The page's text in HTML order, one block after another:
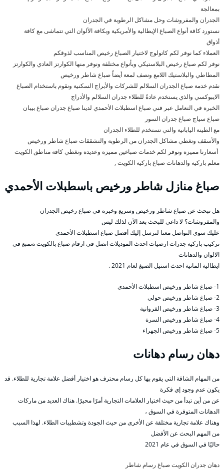
بمعالجة
الجدران والمفروشات وحل مشاكل الرطوبة في الجدران
نستورد كافة أنواع الصباغ الإيطالية والأمريكية وبكافة الألوان التي تتماشى مع كافة
أذواق
العملاء كما نوفر لكم كاتولوج لاختيار الصباغ رخيص المناسب لذوقكم
نوفر لكم صباغ رخيص البلاستيكي وبأنواع مختلفة ونوفر منها الكوارتز العادي والكوارتز
المطاطي والبلاستيك اللامع ونصف لمعة أيضاً صباغ شاطر ورخيص
نقدم خدمة صباغ الجدران السلالم للشركات والأبراج السكنية ونقوم باستخدام الصباغ
الايبوكسي والذي يستخدم عادةً للطلاء جدران السلالم والأدراج
الخبرة في التعامل عبر فني صباغ اسطبلات الأحمدي لدينا صباغ جدران صباغ بيبان
صباع سياج صباغ جدران السور
مع الطينة اليابانية والتي تستخدم للطلاء الجدران
والأسقف وتغطي مشاكل الجدران من الرطوبة والتشققات صباغ شاطر ورخيص
أسعارنا مميزة ونوفر لكم خدمات صباغين مميزة وعديدة ونغطي كافة مناطق الكويت
معلم باركيه والدهانات صباغ باركيه الكويت ,
صباغ منازل شاطر ورخيص باسطبلات الأحمدي
هل تبحث عن صباغ شاطر ورخيص وسريع وخبرة في صباغ رخيص الجدران
والمفروشات؟ لا داعي للبحث بعد الآن لذلك ليس
عليك سوى التواصل معنا لنرسل إليك أفضل صباغ اسطبلات الأحمدي
تركيب باركيه جدرات ارضيات احدث الموديلات اتصل في ارقام صباغ بالكويت ةتمتع في
الالوان والدهانات
ايطالية المانية احدث استيل الصبغ لعام 2021 .
1- صباغ شاطر ورخيص اسطبلات الأحمدي
2- صباغ شاطر ورخيص حولي
3- صباغ شاطر ورخيص الفروانية
4- صباغ شاطر ورخيص السرة
5- صباغ شاطر ورخيص الجهراء
دهان رسام دهانات
من المهام الشاقة التي يقوم بها كل رسام محترف هو اختيار أفضل علامة تجارية للطلاء. قد
يكون عدم وجود إي فكرة
عن من أين تبدأ من حيث اختيار العلامات التجارية أمرًا محيرًا. هناك العديد من ماركات
الدهانات المتوفرة في السوق ،
وهناك علامة تجارية مختلفة عن الأخرى من حيث الجودة وتشطيبات الطلاء. لهذا السبب
من المهم البحث عن الأفضل
حاليًا في السوق في عام 2021
دهان جدران الكويت صباغ رسام شاطر